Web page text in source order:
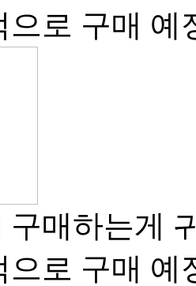
으로 구매 예
구매하는게
으로 구매 예